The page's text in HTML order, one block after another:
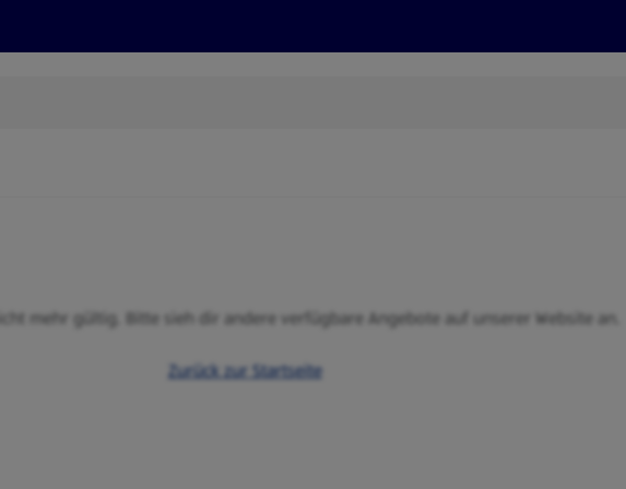
mehr gültig. Bitte sieh dir andere verfügbare Angebote auf unserer Website an.
Zurück zur Startseite